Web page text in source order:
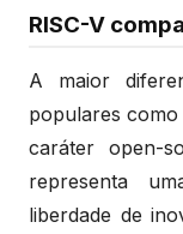
RISC-V
A maior
populares
caráter open-
representa
liberdade de